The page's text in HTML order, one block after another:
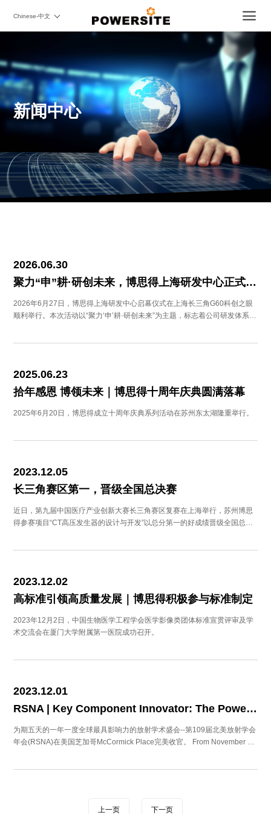
Chinese-中文
新闻中心
2026.06.30
聚力“申”耕·研创未来，博思得上海研发中心正式启幕！
2026年6月27日，博思得上海研发中心启幕仪式在上海长三角G60科创之眼
顺利举行。本次活动以“聚力‘申’耕·研创未来”为主题，标志着公司研发体系新
2025.06.23
拾年感恩 博领未来｜博思得十周年庆典圆满落幕
2025年6月20日，博思得成立十周年庆典系列活动在苏州东太湖隆重举行。
2023.12.05
长三角赛区第一，晋级全国总决赛
近日，第九届中国医疗产业创新大赛长三角赛区复赛在上海举行，苏州博思
得参赛项目“CT高压发生器的设计与开发”以总分第一的好成绩晋级全国总决
2023.12.02
高标准引领高质量发展｜博思得积极参与标准制定
2023年12月2日，中国生物医学工程学会医学影像类团体标准宣贯评审及学
术交流会在厦门大学附属第一医院成功召开。
2023.12.01
RSNA | Key Component Innovator: The Power of Small！
为期五天的一年一度全球最具影响力的放射学术盛会--第109届北美放射学会
年会(RSNA)在美国芝加哥McCormick Place完美收官。 From November 26
上一页 下一页